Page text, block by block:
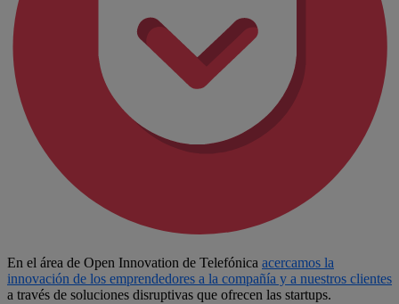
En el área de Open Innovation de Telefónica acercamos la
innovación de los emprendedores a la compañía y a nuestros clientes
a través de soluciones disruptivas que ofrecen las startups.